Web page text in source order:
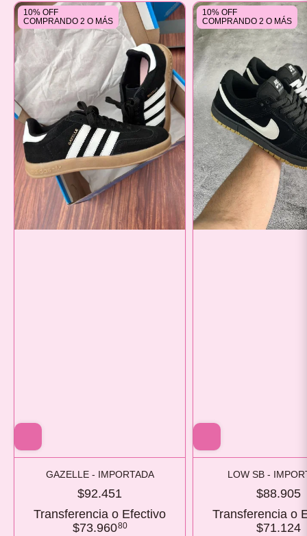
10% OFF
COMPRANDO 2 O MÁS
GAZELLE - IMPORTADA
$92.451
Transferencia o Efectivo
$73.96080
10% OFF
COMPRANDO 2 O MÁS
LOW SB -
$88.905
Transferencia o
$71.124